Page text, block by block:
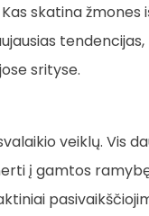
skatina
srityse.
veiklų. Vis
į gamtos